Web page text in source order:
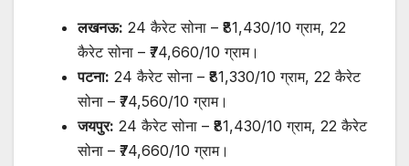
लखनऊ: 24 कैरेट सोना – ₹81,430/10 ग्राम, 22
कैरेट सोना – ₹74,660/10 ग्राम।
पटना: 24 कैरेट सोना – ₹81,330/10 ग्राम, 22 कैरेट
सोना – ₹74,560/10 ग्राम।
जयपुर: 24 कैरेट सोना – ₹81,430/10 ग्राम, 22 कैरेट
सोना – ₹74,660/10 ग्राम।